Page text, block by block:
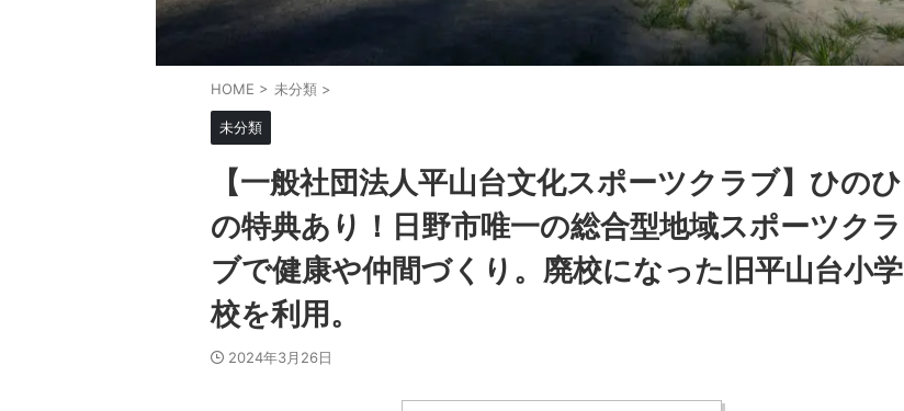
HOME > 未分類 >
未分類
【一般社団法人平山台文化スポーツクラブ】ひのひ
の特典あり！日野市唯一の総合型地域スポーツクラ
ブで健康や仲間づくり。廃校になった旧平山台小学
校を利用。
2024年3月26日